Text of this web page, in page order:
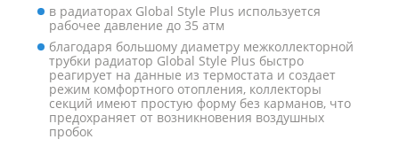
в радиаторах Global Style Plus используется
рабочее давление до 35 атм
благодаря большому диаметру межколлекторной
трубки радиатор Global Style Plus быстро
реагирует на данные из термостата и создает
режим комфортного отопления, коллекторы
секций имеют простую форму без карманов, что
предохраняет от возникновения воздушных
пробок